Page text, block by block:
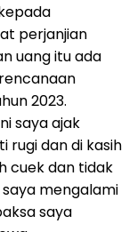
perjanjian
uang itu ada
2023.
saya ajak
rugi dan di kasih
cuek dan tidak
mengalami
saya